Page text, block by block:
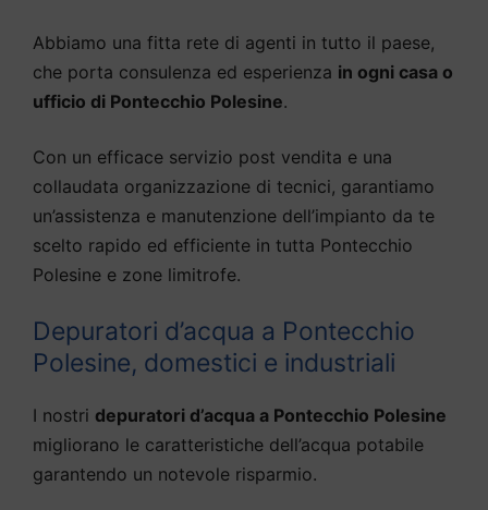
Abbiamo una fitta rete di agenti in tutto il paese,
che porta consulenza ed esperienza in ogni casa o
ufficio di Pontecchio Polesine.
Con un efficace servizio post vendita e una
collaudata organizzazione di tecnici, garantiamo
un’assistenza e manutenzione dell’impianto da te
scelto rapido ed efficiente in tutta Pontecchio
Polesine e zone limitrofe.
Depuratori d’acqua a Pontecchio
Polesine, domestici e industriali
I nostri depuratori d’acqua a Pontecchio Polesine
migliorano le caratteristiche dell’acqua potabile
garantendo un notevole risparmio.